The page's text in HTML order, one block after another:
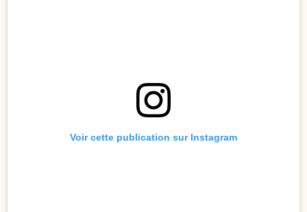
Voir cette publication sur Instagram